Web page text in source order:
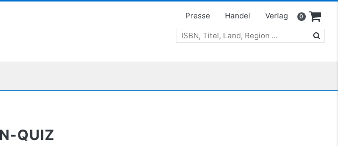
Presse Handel Verlag 0
QUIZ